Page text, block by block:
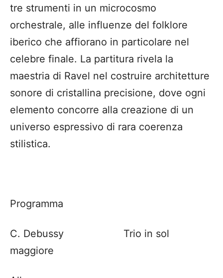
tre strumenti in un microcosmo
orchestrale, alle influenze del folklore
iberico che affiorano in particolare nel
celebre finale. La partitura rivela la
maestria di Ravel nel costruire architetture
sonore di cristallina precisione, dove ogni
elemento concorre alla creazione di un
universo espressivo di rara coerenza
stilistica.
Programma
C. Debussy Trio in sol
maggiore